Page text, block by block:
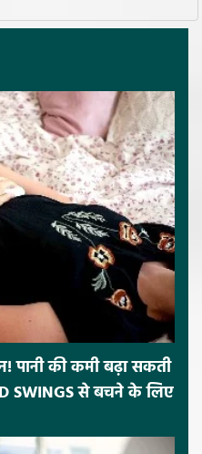
पानी की कमी बढ़ा सकती
SWINGS से बचने के लिए